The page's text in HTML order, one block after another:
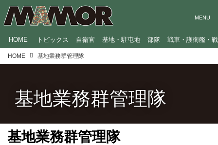
HOME トピックス 自衛官 基地・駐屯地 部隊 戦車・護衛艦・
HOME 基地業務群管理隊
基地業務群管理隊
基地業務群管理隊